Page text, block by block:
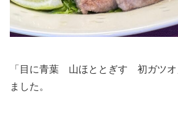
「目に青葉 山ほととぎす 初ガツオ
ました。